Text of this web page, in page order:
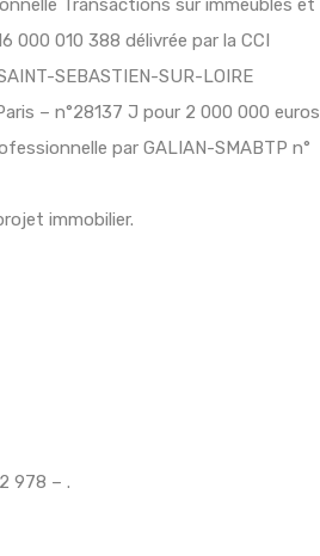
Transactions sur immeubles et
000 010 388 délivrée par la CCI
SEBASTIEN-SUR-LOIRE
– n°28137 J pour 2 000 000 euros
par GALIAN-SMABTP n°
immobilier.
978 – .